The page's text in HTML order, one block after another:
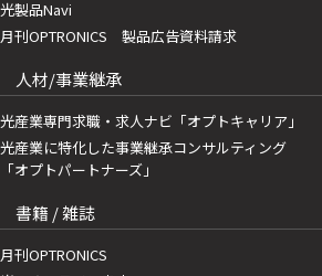
光製品Navi
月刊OPTRONICS 製品広告資料請求
人材/事業継承
光産業専門求職・求人ナビ「オプトキャリア」
光産業に特化した事業継承コンサルティング
「オプトパートナーズ」
書籍 / 雑誌
月刊OPTRONICS